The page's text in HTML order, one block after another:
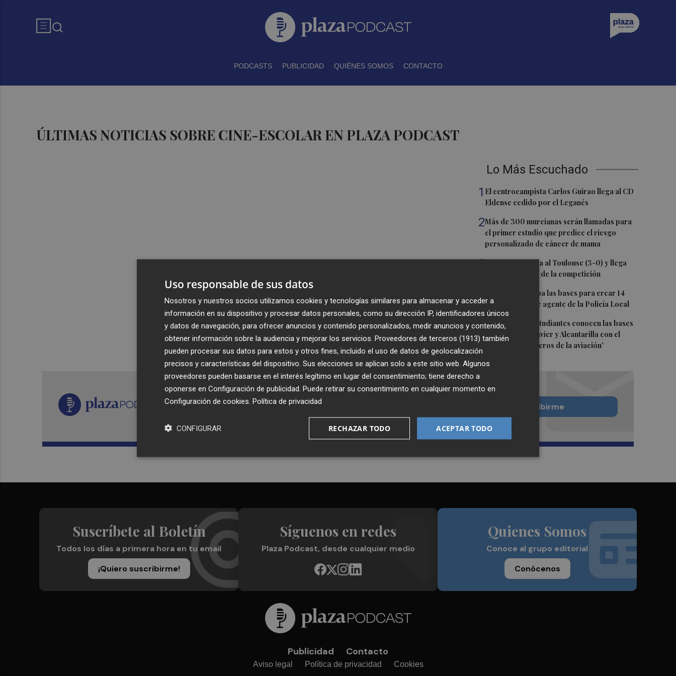
PODCASTS PUBLICIDAD QUIÉNES SOMOS CONTACTO
ÚLTIMAS NOTICIAS SOBRE CINE-ESCOLAR EN PLAZA PODCAST
Lo Más Escuchado
1 El centrocampista Carlos Guirao llega al CD
Eldense cedido por el Leganés
2Más de 300 murcianas serán llamadas para
el primer estudio que predice el riesgo
personalizado de cáncer de mama
3El Elche CF golea al Toulouse (3-0) y llega
lanzado al inicio de la competición
Burriana aprueba las bases para crear 14
nuevas plazas de agente de la Policía Local
5Más de 1.800 estudiantes conocen las bases
aéreas de San Javier y Alcantarilla con el
programa 'Pioneros de la aviación'
Recibe toda la actualidad de
Plaza Podcast en tu correo
Quiero suscribirme
Suscríbete al Boletín
Todos los días a primera hora en tu email
¡Quiero suscribirme!
Síguenos en redes
Plaza Podcast, desde cualquier medio
Quienes Somos
Conoce al grupo editorial
Conócenos
Publicidad Contacto
Aviso legal Política de privacidad Cookies
Uso responsable de sus datos
Nosotros y nuestros socios utilizamos cookies y tecnologías similares para almacenar y acceder a
información en su dispositivo y procesar datos personales, como su dirección IP, identificadores únicos
y datos de navegación, para ofrecer anuncios y contenido personalizados, medir anuncios y contenido,
obtener información sobre la audiencia y mejorar los servicios. Proveedores de terceros (1913) también
pueden procesar sus datos para estos y otros fines, incluido el uso de datos de geolocalización
precisos y características del dispositivo. Sus elecciones se aplican solo a este sitio web. Algunos
proveedores pueden basarse en el interés legítimo en lugar del consentimiento; tiene derecho a
oponerse en Configuración de publicidad . Puede retirar su consentimiento en cualquier momento en
Configuración de cookies Política de privacidad
ACEPTAR TODO
RECHAZAR TODO
CONFIGURAR